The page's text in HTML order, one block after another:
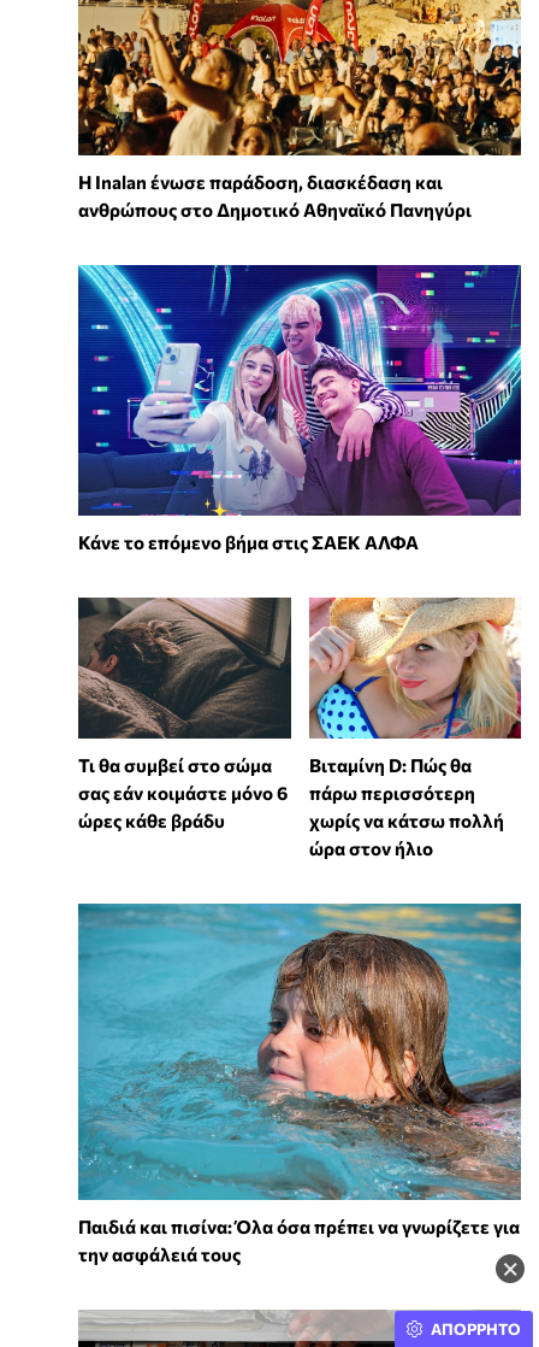
×
Η Inalan ένωσε παράδοση, διασκέδαση και
ανθρώπους στο Δημοτικό Αθηναϊκό Πανηγύρι
Κάνε το επόμενο βήμα στις ΣΑΕΚ ΑΛΦΑ
Τι θα συμβεί στο σώμα
σας εάν κοιμάστε μόνο 6
ώρες κάθε βράδυ
Βιταμίνη D: Πώς θα
πάρω περισσότερη
χωρίς να κάτσω πολλή
ώρα στον ήλιο
Παιδιά και πισίνα: Όλα όσα πρέπει να γνωρίζετε για
την ασφάλειά τους
ΑΠΟΡΡΗΤΟ